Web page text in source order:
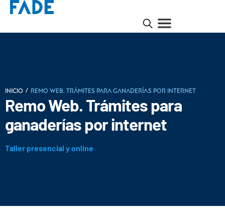
INICIO / Remo Web. Trámites para ganaderías por internet
Remo Web. Trámites para
ganaderías por internet
Taller presencial y online